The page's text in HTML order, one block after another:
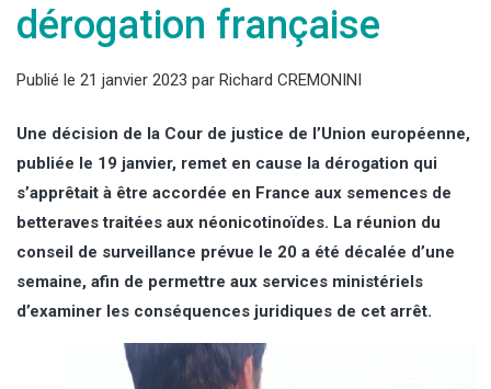
dérogation française
Publié le 21 janvier 2023 par Richard CREMONINI
Une décision de la Cour de justice de l’Union européenne,
publiée le 19 janvier, remet en cause la dérogation qui
s’apprêtait à être accordée en France aux semences de
betteraves traitées aux néonicotinoïdes. La réunion du
conseil de surveillance prévue le 20 a été décalée d’une
semaine, afin de permettre aux services ministériels
d’examiner les conséquences juridiques de cet arrêt.